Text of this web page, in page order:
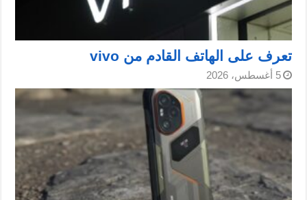
تعرف على الهاتف القادم من vivo
5 أغسطس، 2026